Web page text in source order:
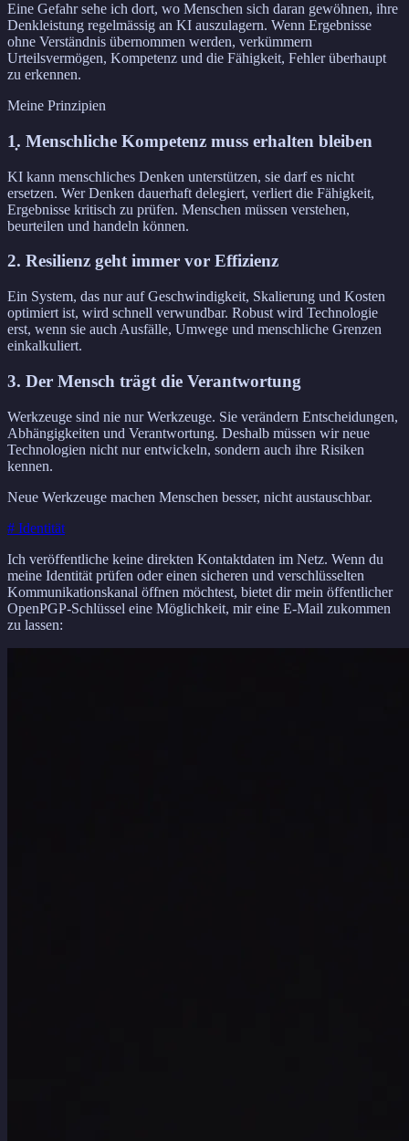
Eine Gefahr sehe ich dort, wo Menschen sich daran gewöhnen, ihre
Denkleistung regelmässig an KI auszulagern. Wenn Ergebnisse
ohne Verständnis übernommen werden, verkümmern
Urteilsvermögen, Kompetenz und die Fähigkeit, Fehler überhaupt
zu erkennen.
Meine Prinzipien
1̣. Menschliche Kompetenz muss erhalten bleiben
KI kann menschliches Denken unterstützen, sie darf es nicht
ersetzen. Wer Denken dauerhaft delegiert, verliert die Fähigkeit,
Ergebnisse kritisch zu prüfen. Menschen müssen verstehen,
beurteilen und handeln können.
2. Resilienz geht immer vor Effizienz
Ein System, das nur auf Geschwindigkeit, Skalierung und Kosten
optimiert ist, wird schnell verwundbar. Robust wird Technologie
erst, wenn sie auch Ausfälle, Umwege und menschliche Grenzen
einkalkuliert.
3. Der Mensch trägt die Verantwortung
Werkzeuge sind nie nur Werkzeuge. Sie verändern Entscheidungen,
Abhängigkeiten und Verantwortung. Deshalb müssen wir neue
Technologien nicht nur entwickeln, sondern auch ihre Risiken
kennen.
Neue Werkzeuge machen Menschen besser, nicht austauschbar.
# Identität
Ich veröffentliche keine direkten Kontaktdaten im Netz. Wenn du
meine Identität prüfen oder einen sicheren und verschlüsselten
Kommunikationskanal öffnen möchtest, bietet dir mein öffentlicher
OpenPGP-Schlüssel eine Möglichkeit, mir eine E-Mail zukommen
zu lassen: